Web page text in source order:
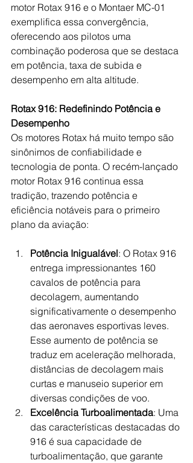
motor Rotax 916 e o Montaer MC-01
exemplifica essa convergência,
oferecendo aos pilotos uma
combinação poderosa que se destaca
em potência, taxa de subida e
desempenho em alta altitude.
Rotax 916: Redefinindo Potência e
Desempenho
Os motores Rotax há muito tempo são
sinônimos de confiabilidade e
tecnologia de ponta. O recém-lançado
motor Rotax 916 continua essa
tradição, trazendo potência e
eficiência notáveis para o primeiro
plano da aviação:
Potência Inigualável: O Rotax 916
entrega impressionantes 160
cavalos de potência para
decolagem, aumentando
significativamente o desempenho
das aeronaves esportivas leves.
Esse aumento de potência se
traduz em aceleração melhorada,
distâncias de decolagem mais
curtas e manuseio superior em
diversas condições de voo.
Excelência Turboalimentada: Uma
das características destacadas do
916 é sua capacidade de
turboalimentação, que garante